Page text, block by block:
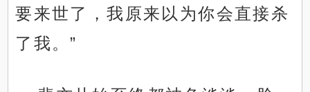
要来世了，我原来以为你会直接杀
了我。”